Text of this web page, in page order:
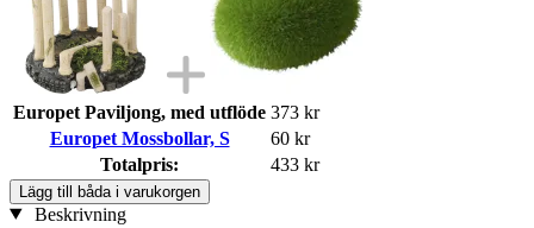
Europet Paviljong, med utflöde 373 kr
Europet Mossbollar, S
60 kr
Totalpris:
433 kr
Lägg till båda i varukorgen
Beskrivning